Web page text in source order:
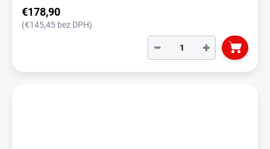
€178,90
(€145,45 bez DPH)
+
−